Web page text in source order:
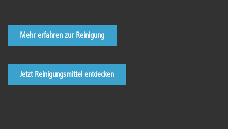
Mehr erfahren zur Reinigung
Jetzt Reinigungsmittel entdecken